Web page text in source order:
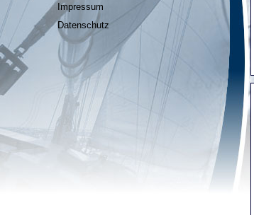
Impressum
Datenschutz